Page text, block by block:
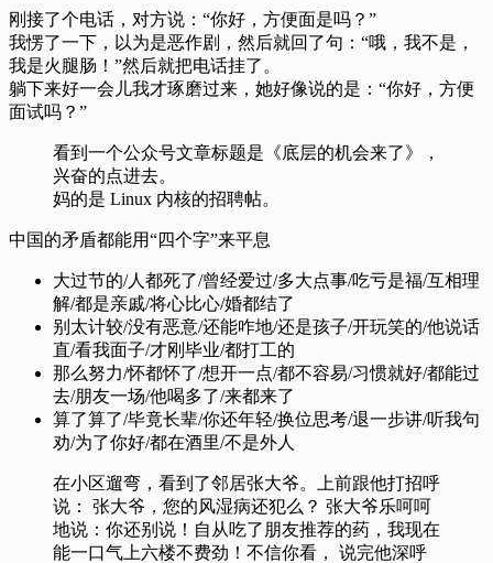
刚接了个电话，对方说：“你好，方便面是吗？”
我愣了一下，以为是恶作剧，然后就回了句：“哦，我不是，
我是火腿肠！”然后就把电话挂了。
躺下来好一会儿我才琢磨过来，她好像说的是：“你好，方便
面试吗？”
看到一个公众号文章标题是《底层的机会来了》，
兴奋的点进去。
妈的是 Linux 内核的招聘帖。
中国的矛盾都能用“四个字”来平息
大过节的/人都死了/曾经爱过/多大点事/吃亏是福/互相理
解/都是亲戚/将心比心/婚都结了
别太计较/没有恶意/还能咋地/还是孩子/开玩笑的/他说话
直/看我面子/才刚毕业/都打工的
那么努力/怀都怀了/想开一点/都不容易/习惯就好/都能过
去/朋友一场/他喝多了/来都来了
算了算了/毕竟长辈/你还年轻/换位思考/退一步讲/听我句
劝/为了你好/都在酒里/不是外人
在小区遛弯，看到了邻居张大爷。上前跟他打招呼
说： 张大爷，您的风湿病还犯么？ 张大爷乐呵呵
地说：你还别说！自从吃了朋友推荐的药，我现在
能一口气上六楼不费劲！不信你看， 说完他深呼